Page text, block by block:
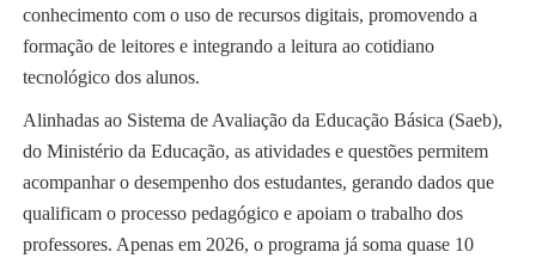
conhecimento com o uso de recursos digitais, promovendo a
formação de leitores e integrando a leitura ao cotidiano
tecnológico dos alunos.
Alinhadas ao Sistema de Avaliação da Educação Básica (Saeb),
do Ministério da Educação, as atividades e questões permitem
acompanhar o desempenho dos estudantes, gerando dados que
qualificam o processo pedagógico e apoiam o trabalho dos
professores. Apenas em 2026, o programa já soma quase 10